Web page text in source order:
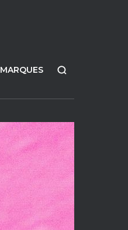
MARQUES